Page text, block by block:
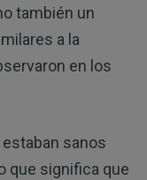
también un
a la
en los
sanos
que significa que